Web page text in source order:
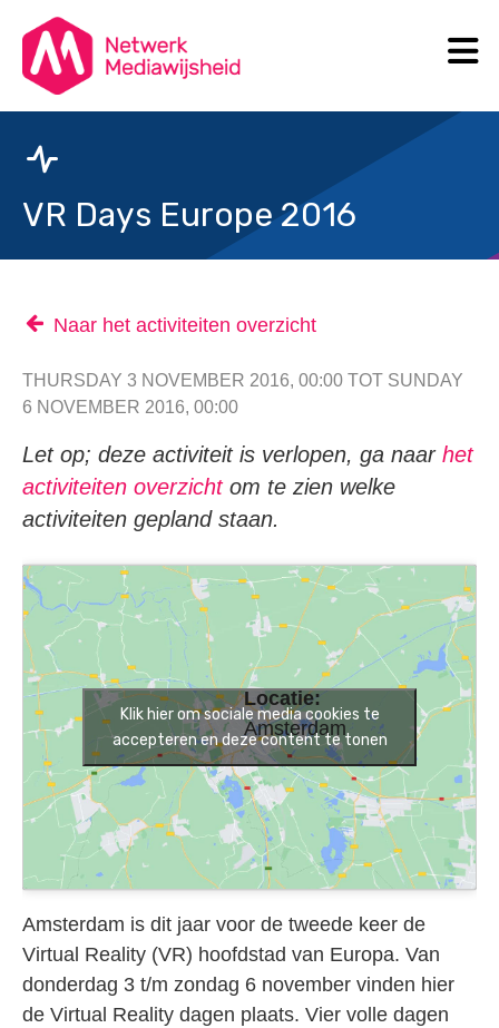
VR Days Europe 2016
Naar het activiteiten overzicht
THURSDAY 3 NOVEMBER 2016, 00:00 TOT SUNDAY
6 NOVEMBER 2016, 00:00
Let op; deze activiteit is verlopen, ga naar het
activiteiten overzichtom te zien welke
activiteiten gepland staan.
Locatie:
Amsterdam
Klik hier om sociale media cookies te
accepteren en deze content te tonen
Amsterdam is dit jaar voor de tweede keer de
Virtual Reality (VR) hoofdstad van Europa. Van
donderdag 3 t/m zondag 6 november vinden hier
de Virtual Reality dagen plaats. Vier volle dagen